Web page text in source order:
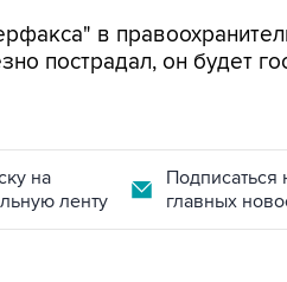
в
пострадал, он будет
на
ленту
Подписаться
главных